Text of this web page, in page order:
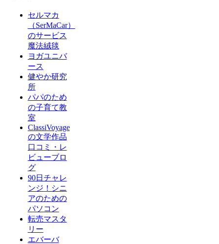
セルマカ
（SerMaCar）
のサービス
魔法絨毯
ヨガユニバ
ース
健やか研究
所
パパのため
の子育て教
室
ClassiVoyage
の文学作品
口コミ・レ
ビューブロ
グ
90日チャレ
ンジ！シニ
アのための
パソコン
転売マスタ
リー
エバーバ